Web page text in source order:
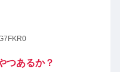
つあるか？